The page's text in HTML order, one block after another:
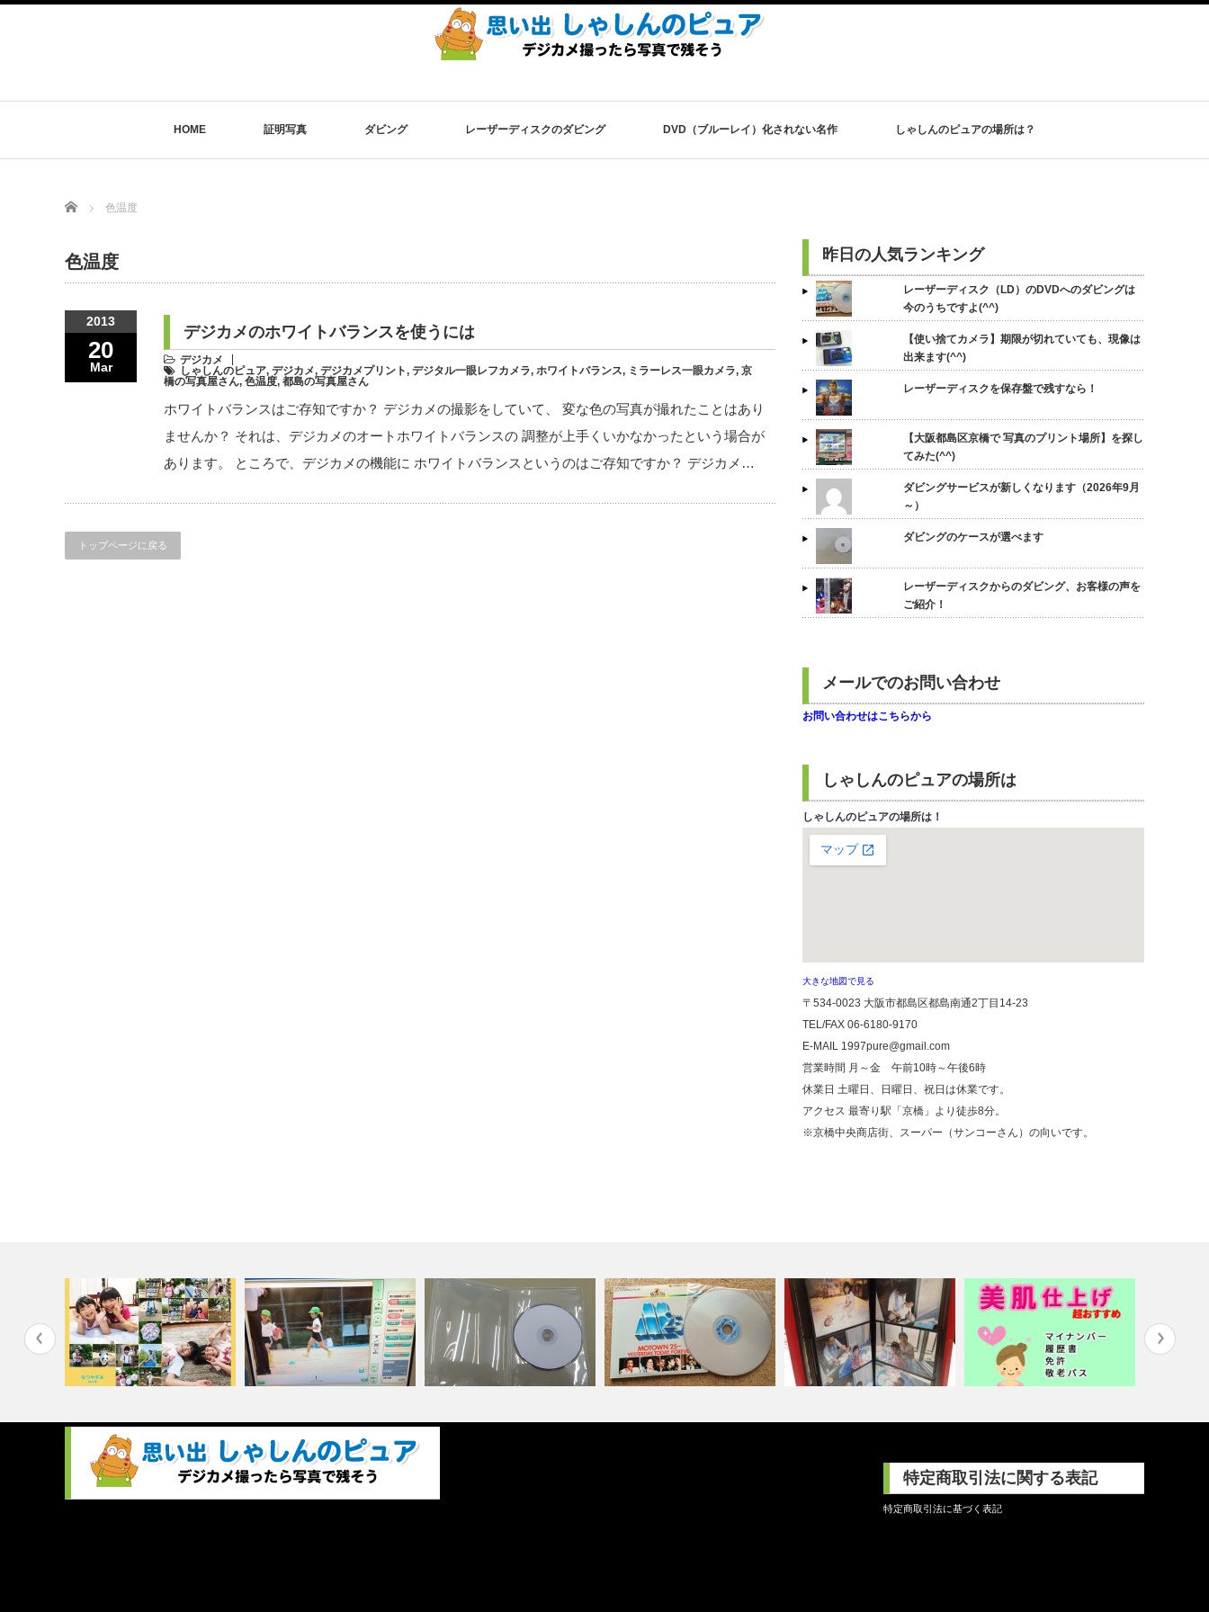
HOME 証明写真 ダビング レーザーディスクのダビング DVD（ブルーレイ）化されない名作 しゃしんのピュアの場所は？
Home 色温度
色温度
2013
20
Mar
デジカメのホワイトバランスを使うには
デジカメ
しゃしんのピュア, デジカメ, デジカメプリント, デジタル一眼レフカメラ, ホワイトバランス, ミラーレス一眼カメラ, 京
橋の写真屋さん, 色温度, 都島の写真屋さん
ホワイトバランスはご存知ですか？ デジカメの撮影をしていて、 変な色の写真が撮れたことはあり
ませんか？ それは、デジカメのオートホワイトバランスの 調整が上手くいかなかったという場合が
あります。 ところで、デジカメの機能に ホワイトバランスというのはご存知ですか？ デジカメ…
トップページに戻る
昨日の人気ランキング
レーザーディスク（LD）のDVDへのダビングは
今のうちですよ(^^)
【使い捨てカメラ】期限が切れていても、現像は
出来ます(^^)
レーザーディスクを保存盤で残すなら！
【大阪都島区京橋で 写真のプリント場所】を探し
てみた(^^)
ダビングサービスが新しくなります（2026年9月
～）
ダビングのケースが選べます
レーザーディスクからのダビング、お客様の声を
ご紹介！
メールでのお問い合わせ
お問い合わせはこちらから
しゃしんのピュアの場所は
しゃしんのピュアの場所は！
大きな地図で見る
〒534-0023 大阪市都島区都島南通2丁目14-23
TEL/FAX 06-6180-9170
E-MAIL 1997pure@gmail.com
営業時間 月～金 午前10時～午後6時
休業日 土曜日、日曜日、祝日は休業です。
アクセス 最寄り駅「京橋」より徒歩8分。
※京橋中央商店街、スーパー（サンコーさん）の向いです。
【シャッフルプリント 】の注
文のコツ教え…
失敗写真がよみがえる？！トリ
ミング術とは…
便利ですが・…
特定商取引法に関する表記
特定商取引法に基づく表記